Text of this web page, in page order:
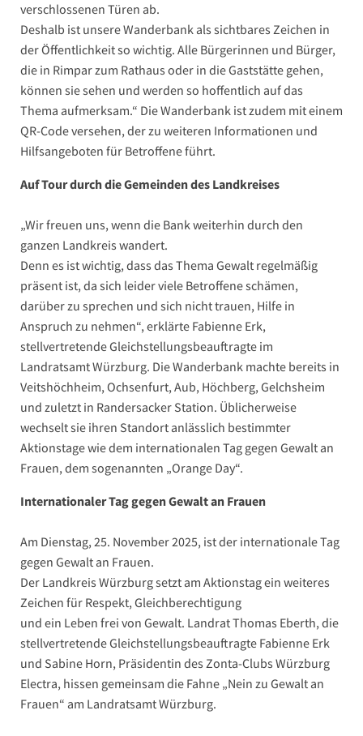
verschlossenen Türen ab.
Deshalb ist unsere Wanderbank als sichtbares Zeichen in
der Öffentlichkeit so wichtig. Alle Bürgerinnen und Bürger,
die in Rimpar zum Rathaus oder in die Gaststätte gehen,
können sie sehen und werden so hoffentlich auf das
Thema aufmerksam.“ Die Wanderbank ist zudem mit einem
QR-Code versehen, der zu weiteren Informationen und
Hilfsangeboten für Betroffene führt.
Auf Tour durch die Gemeinden des Landkreises
„Wir freuen uns, wenn die Bank weiterhin durch den
ganzen Landkreis wandert.
Denn es ist wichtig, dass das Thema Gewalt regelmäßig
präsent ist, da sich leider viele Betroffene schämen,
darüber zu sprechen und sich nicht trauen, Hilfe in
Anspruch zu nehmen“, erklärte Fabienne Erk,
stellvertretende Gleichstellungsbeauftragte im
Landratsamt Würzburg. Die Wanderbank machte bereits in
Veitshöchheim, Ochsenfurt, Aub, Höchberg, Gelchsheim
und zuletzt in Randersacker Station. Üblicherweise
wechselt sie ihren Standort anlässlich bestimmter
Aktionstage wie dem internationalen Tag gegen Gewalt an
Frauen, dem sogenannten „Orange Day“.
Internationaler Tag gegen Gewalt an Frauen
Am Dienstag, 25. November 2025, ist der internationale Tag
gegen Gewalt an Frauen.
Der Landkreis Würzburg setzt am Aktionstag ein weiteres
Zeichen für Respekt, Gleichberechtigung
und ein Leben frei von Gewalt. Landrat Thomas Eberth, die
stellvertretende Gleichstellungsbeauftragte Fabienne Erk
und Sabine Horn, Präsidentin des Zonta-Clubs Würzburg
Electra, hissen gemeinsam die Fahne „Nein zu Gewalt an
Frauen“ am Landratsamt Würzburg.